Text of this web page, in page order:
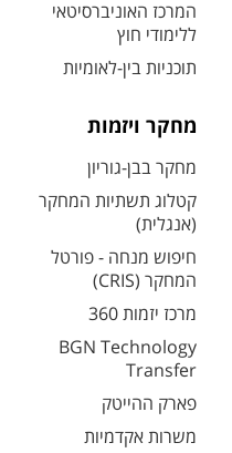
המרכז האוניברסיטאי
ללימודי חוץ
תוכניות בין-לאומיות
מחקר ויזמות
מחקר בבן-גוריון
קטלוג תשתיות המחקר
(אנגלית)
חיפוש מנחה - פורטל
המחקר (CRIS)
מרכז יזמות 360
BGN Technology
Transfer
פארק ההייטק
משרות אקדמיות